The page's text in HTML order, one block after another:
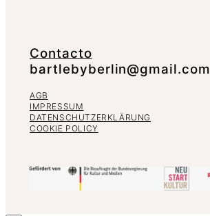
Contacto
bartlebyberlin@gmail.com
AGB
IMPRESSUM
DATENSCHUTZERKLÄRUNG
COOKIE POLICY